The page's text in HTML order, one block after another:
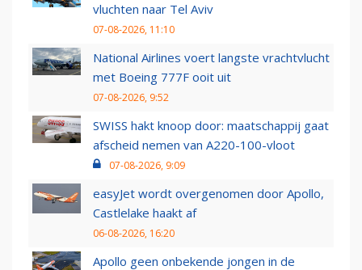
vluchten naar Tel Aviv
07-08-2026, 11:10
National Airlines voert langste vrachtvlucht
met Boeing 777F ooit uit
07-08-2026, 9:52
SWISS hakt knoop door: maatschappij gaat
afscheid nemen van A220-100-vloot
07-08-2026, 9:09
easyJet wordt overgenomen door Apollo,
Castlelake haakt af
06-08-2026, 16:20
Apollo geen onbekende jongen in de